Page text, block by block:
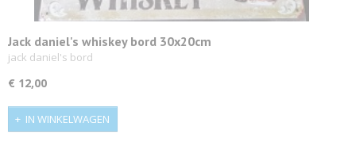
Jack daniel's whiskey bord 30x20cm
jack daniel's bord
€ 12,00
IN WINKELWAGEN